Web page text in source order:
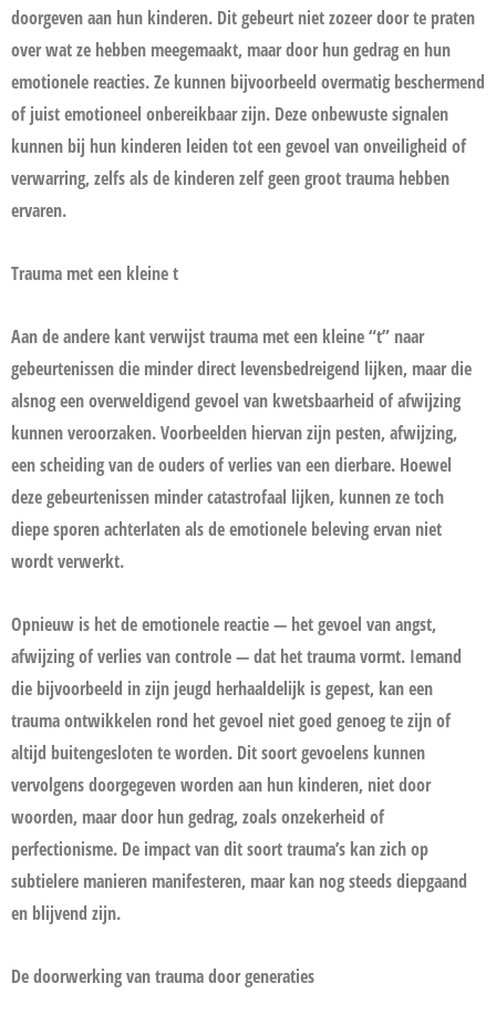
doorgeven aan hun kinderen. Dit gebeurt niet zozeer door te praten
over wat ze hebben meegemaakt, maar door hun gedrag en hun
emotionele reacties. Ze kunnen bijvoorbeeld overmatig beschermend
of juist emotioneel onbereikbaar zijn. Deze onbewuste signalen
kunnen bij hun kinderen leiden tot een gevoel van onveiligheid of
verwarring, zelfs als de kinderen zelf geen groot trauma hebben
ervaren.
Trauma met een kleine t
Aan de andere kant verwijst trauma met een kleine “t” naar
gebeurtenissen die minder direct levensbedreigend lijken, maar die
alsnog een overweldigend gevoel van kwetsbaarheid of afwijzing
kunnen veroorzaken. Voorbeelden hiervan zijn pesten, afwijzing,
een scheiding van de ouders of verlies van een dierbare. Hoewel
deze gebeurtenissen minder catastrofaal lijken, kunnen ze toch
diepe sporen achterlaten als de emotionele beleving ervan niet
wordt verwerkt.
Opnieuw is het de emotionele reactie — het gevoel van angst,
afwijzing of verlies van controle — dat het trauma vormt. Iemand
die bijvoorbeeld in zijn jeugd herhaaldelijk is gepest, kan een
trauma ontwikkelen rond het gevoel niet goed genoeg te zijn of
altijd buitengesloten te worden. Dit soort gevoelens kunnen
vervolgens doorgegeven worden aan hun kinderen, niet door
woorden, maar door hun gedrag, zoals onzekerheid of
perfectionisme. De impact van dit soort trauma’s kan zich op
subtielere manieren manifesteren, maar kan nog steeds diepgaand
en blijvend zijn.
De doorwerking van trauma door generaties